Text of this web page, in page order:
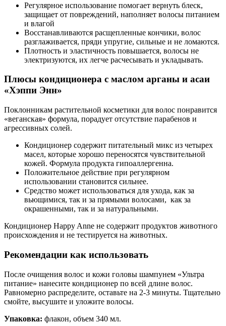
Регулярное использование помогает вернуть блеск,
защищает от повреждений, наполняет волосы питанием
и влагой
Восстанавливаются расщепленные кончики, волос
разглаживается, пряди упругие, сильные и не ломаются.
Плотность и эластичность повышается, волосы не
электризуются, их легче расчесывать и укладывать.
Плюсы кондиционера с маслом арганы и асаи
«Хэппи Энн»
Поклонникам растительной косметики для волос понравится
«веганская» формула, порадует отсутствие парабенов и
агрессивных солей.
Кондиционер содержит питательный микс из четырех
масел, которые хорошо переносятся чувствительной
кожей. Формула продукта гипоаллергенна.
Положительное действие при регулярном
использовании становится сильнее.
Средство может использоваться для ухода, как за
вьющимися, так и за прямыми волосами, как за
окрашенными, так и за натуральными.
Кондиционер Happy Anne не содержит продуктов животного
происхождения и не тестируется на животных.
Рекомендации как использовать
После очищения волос и кожи головы шампунем «Ультра
питание» нанесите кондиционер по всей длине волос.
Равномерно распределите, оставьте на 2-3 минуты. Тщательно
смойте, высушите и уложите волосы.
Упаковка: флакон, объем 340 мл.